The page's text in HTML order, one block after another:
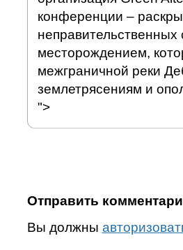
конференции –
неправительственных
месторождением,
межграничной реки
землетрясениям и
">
Отправить
Вы должны